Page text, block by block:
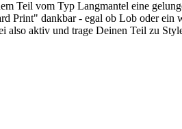
Teil vom Typ Langmantel eine
Print" dankbar - egal ob Lob oder
aktiv und trage Deinen Teil zu